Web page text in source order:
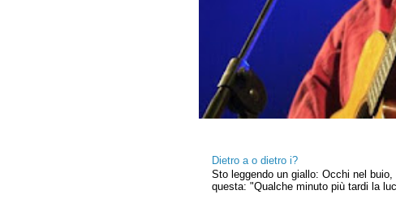
Dietro a o dietro i?
Sto leggendo un giallo: Occhi nel
questa: "Qualche minuto più tardi la